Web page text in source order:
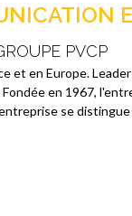
PVCP
et en Europe.
en 1967,
se